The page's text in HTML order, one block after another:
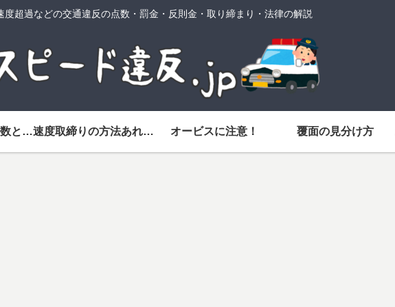
度超過などの交通違反の点数・罰金・反則金・取り締まり・法律の解説
スピード違反の点数と反則金一覧 速度取締りの方法あれこれ オービスに注意！ 覆面の見分け方